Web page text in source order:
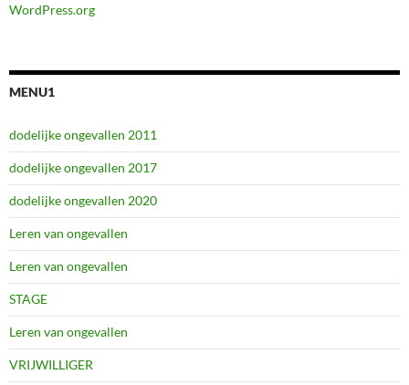
WordPress.org
MENU1
dodelijke ongevallen 2011
dodelijke ongevallen 2017
dodelijke ongevallen 2020
Leren van ongevallen
Leren van ongevallen
STAGE
Leren van ongevallen
VRIJWILLIGER